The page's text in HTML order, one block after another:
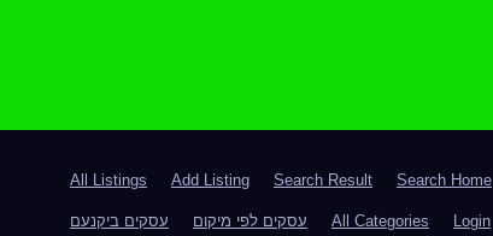
Search Home
Search Result
Add Listing
All Listings
Login
All Categories עסקים לפי מיקום עסקים ביקנעם